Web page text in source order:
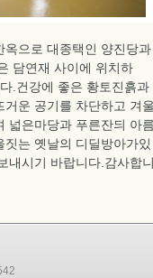
옥으로 대종택인 양진당과
담연재 사이에 위치하
.건강에 좋은 황토진흙과
거운 공기를 차단하고 겨
넓은마당과 푸른잔듸 아
는 옛날의 디딜방아가있
내시기 바랍니다.감사합